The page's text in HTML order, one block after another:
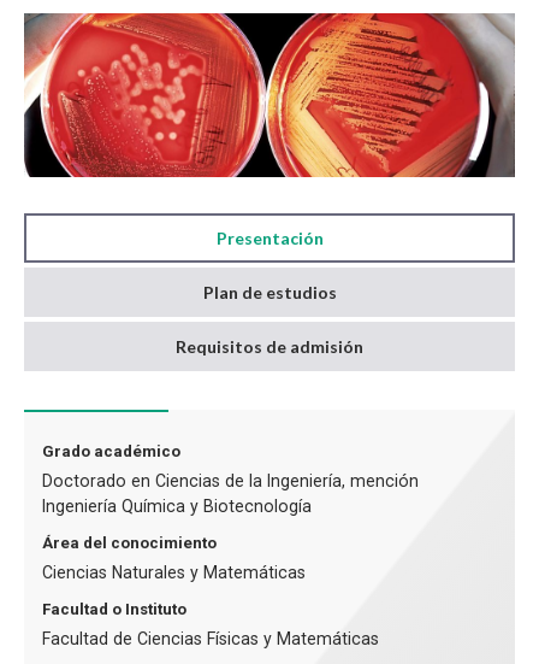
Presentación
Plan de estudios
Requisitos de admisión
Grado académico
Doctorado en Ciencias de la Ingeniería, mención
Ingeniería Química y Biotecnología
Área del conocimiento
Ciencias Naturales y Matemáticas
Facultad o Instituto
Facultad de Ciencias Físicas y Matemáticas